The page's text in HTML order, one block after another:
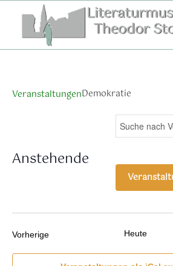
springen
VeranstaltungenDemokratie
Suche
und
Suche
Bitte
Schlüsselwort
Suche
nach
Anstehende
VorherigeVeranstaltungen Heute